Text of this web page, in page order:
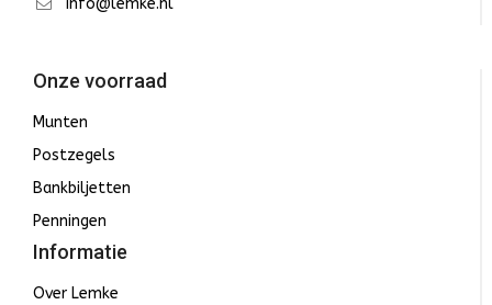
info@lemke.nl
Onze voorraad
Munten
Postzegels
Bankbiljetten
Penningen
Informatie
Over Lemke